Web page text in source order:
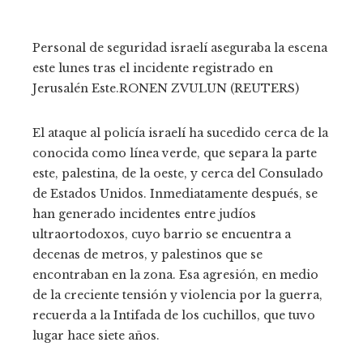
Personal de seguridad israelí aseguraba la escena
este lunes tras el incidente registrado en
Jerusalén Este.RONEN ZVULUN (REUTERS)
El ataque al policía israelí ha sucedido cerca de la
conocida como línea verde, que separa la parte
este, palestina, de la oeste, y cerca del Consulado
de Estados Unidos. Inmediatamente después, se
han generado incidentes entre judíos
ultraortodoxos, cuyo barrio se encuentra a
decenas de metros, y palestinos que se
encontraban en la zona. Esa agresión, en medio
de la creciente tensión y violencia por la guerra,
recuerda a la Intifada de los cuchillos, que tuvo
lugar hace siete años.